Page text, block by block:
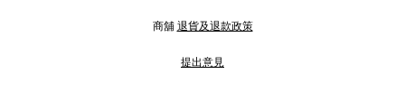
商舖 退貨及退款政策
提出意見